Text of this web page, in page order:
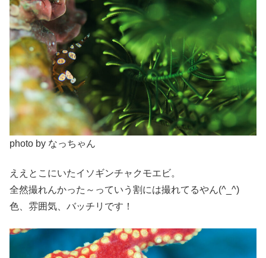
photo by なっちゃん
ええとこにいたイソギンチャクモエビ。
全然撮れんかった～っていう割には撮れてるやん(^_^)
色、雰囲気、バッチリです！